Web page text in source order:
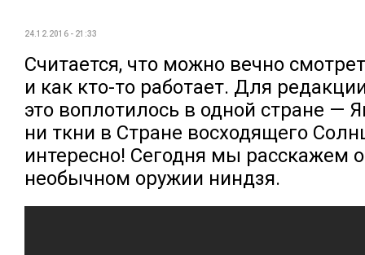
24.12.2016 - 21:33
Считается, что можно вечно
и как кто-то работает. Для
это воплотилось в одной стране —
ни ткни в Стране восходящего
интересно! Сегодня мы расскажем
необычном оружии ниндзя.